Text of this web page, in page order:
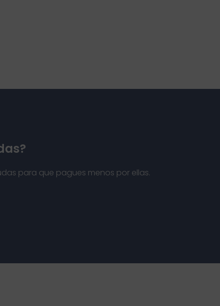
para que pagues menos por ellas.